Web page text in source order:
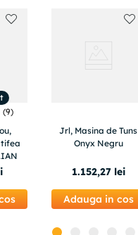
(9)
Jrl, Masina de Tuns
Onyx Negru
1.152,27 lei
Adauga in cos